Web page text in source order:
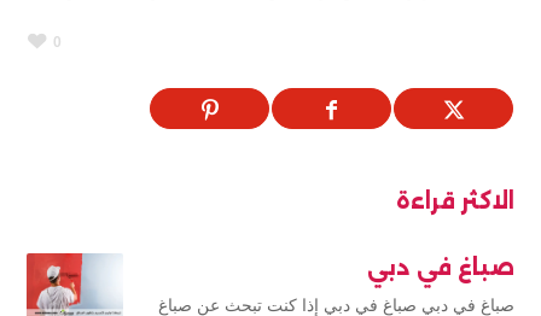
0
الاكثر قراءة
صباغ في دبي
صباغ في دبي صباغ في دبي إذا كنت تبحث عن صباغ